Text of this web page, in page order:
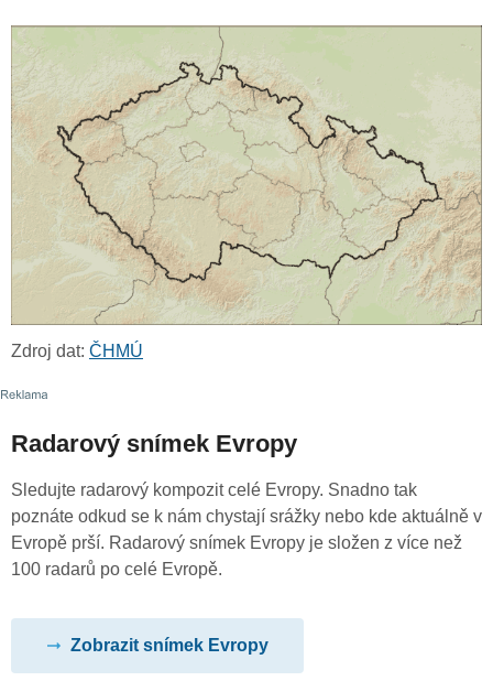
Zdroj dat: ČHMÚ
Radarový snímek Evropy
Sledujte radarový kompozit celé Evropy. Snadno tak
poznáte odkud se k nám chystají srážky nebo kde aktuálně v
Evropě prší. Radarový snímek Evropy je složen z více než
100 radarů po celé Evropě.
Zobrazit snímek Evropy